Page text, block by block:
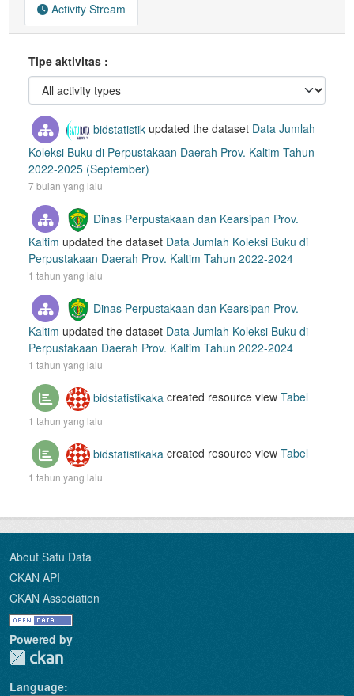
Activity Stream
Tipe aktivitas
bidstatistik updated the dataset Data Jumlah
Koleksi Buku di Perpustakaan Daerah Prov. Kaltim Tahun
2022-2025 (September)
7 bulan yang lalu
Dinas Perpustakaan dan Kearsipan Prov.
Kaltim updated the dataset Data Jumlah Koleksi Buku di
Perpustakaan Daerah Prov. Kaltim Tahun 2022-2024
1 tahun yang lalu
Dinas Perpustakaan dan Kearsipan Prov.
Kaltim updated the dataset Data Jumlah Koleksi Buku di
Perpustakaan Daerah Prov. Kaltim Tahun 2022-2024
1 tahun yang lalu
bidstatistikaka created resource view Tabel
1 tahun yang lalu
bidstatistikaka created resource view Tabel
1 tahun yang lalu
About Satu Data
CKAN API
CKAN Association
Powered by
Language